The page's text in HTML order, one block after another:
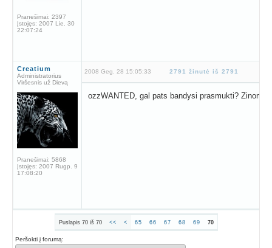
Pranešimai: 2397
Įstojęs: 2007 Lie. 30
22:07:24
Creatium
Administratorius
Viršesnis už Dievą
Pranešimai: 5868
Įstojęs: 2007 Rugp. 9
17:08:20
2008 Geg. 28 15:05:33 2791 žinutė iš 2791
ozzWANTED, gal pats bandysi prasmukti? Zinoma
Puslapis 70 iš 70 << < 65 66 67 68 69 70
Peršokti į forumą: